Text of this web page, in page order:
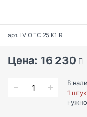
арт. LV O TC 25 K1 R
Цена: 16 230
В
1